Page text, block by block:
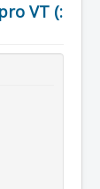
VT (: